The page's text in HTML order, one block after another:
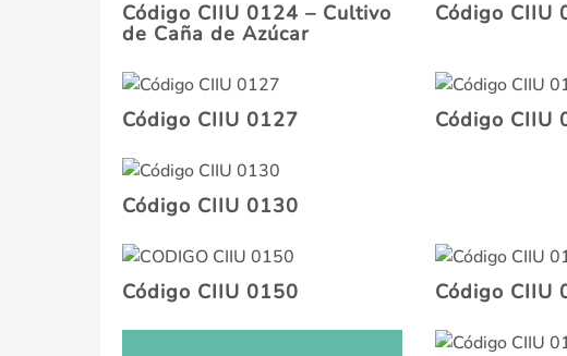
Código CIIU 0124 – Cultivo
de Caña de Azúcar
Código CIIU
Código CIIU 0127 Código CIIU
Código CIIU 0130
Código CIIU 0150 Código CIIU